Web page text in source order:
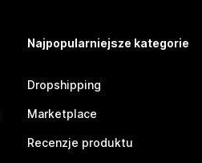
Najpopularniejsze kategorie
Dropshipping
Marketplace
Recenzje produktu